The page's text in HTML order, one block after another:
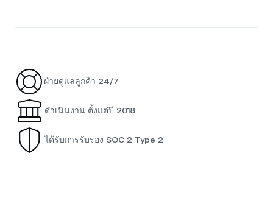
ฝ่ายดูแลลูกค้า 24/7
ดำเนินงาน ตั้งแต่ปี 2018
ได้รับการรับรอง SOC 2 Type 2